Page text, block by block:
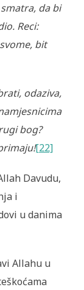
da bi
Reci:
bit
odaziva,
bog?
[22]
Davudu,
i
u danima
Allahu u